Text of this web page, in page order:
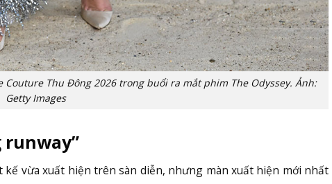
Couture Thu Đông 2026 trong buổi ra mắt phim The Odyssey. Ảnh:
Getty Images
runway”
vừa xuất hiện trên sàn diễn, nhưng màn xuất hiện mới nhất